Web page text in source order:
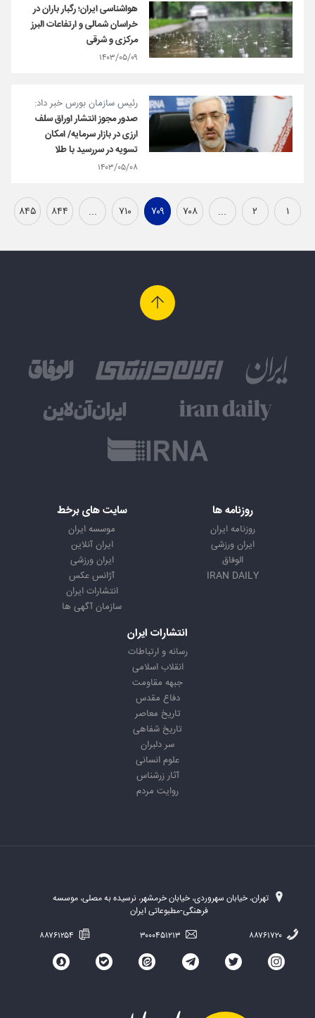
هواشناسی ایران؛ رگبار باران در
خراسان شمالی و ارتفاعات البرز
مرکزی و شرقی
۱۴۰۳/۰۵/۰۹
رئیس سازمان بورس خبر داد:
صدور مجوز انتشار اوراق سلف
ارزی در بازار سرمایه/ امکان
تسویه در سررسید با طلا
۱۴۰۳/۰۵/۰۸
۱ ۲ ... ۷۰۸ ۷۰۹ ۷۱۰ ... ۸۴۴ ۸۴۵
روزنامه ها
روزنامه ایران
ایران ورزشی
الوفاق
IRAN DAILY
سایت های برخط
موسسه ایران
ایران آنلاین
ایران ورزشی
آژانس عکس
انتشارات ایران
سازمان آگهی ها
انتشارات ایران
رسانه و ارتباطات
انقلاب اسلامی
جبهه مقاومت
دفاع مقدس
تاریخ معاصر
تاریخ شفاهی
سر دلبران
علوم انسانی
آثار زرشناس
روایت مردم
تهران، خیابان سهروردی، خیابان خرمشهر، نرسیده به مصلی، موسسه
فرهنگی-مطبوعاتی ایران